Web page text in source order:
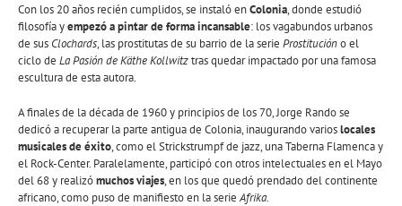
Con los 20 años recién cumplidos, se instaló enColonia, donde estudió
filosofía yempezó a pintar de forma incansable: los vagabundos urbanos
de sus Clochards, las prostitutas de su barrio de la serie Prostitucióno el
ciclo de La Pasión de Käthe Kollwitztras quedar impactado por una famosa
escultura de esta autora.
A finales de la década de 1960 y principios de los 70, Jorge Rando se
dedicó a recuperar la parte antigua de Colonia, inaugurando varioslocales
musicales de éxito, como el Strickstrumpf de jazz, una Taberna Flamenca y
el Rock-Center. Paralelamente, participó con otros intelectuales en el Mayo
del 68 y realizómuchos viajes, en los que quedó prendado del continente
africano, como puso de manifiesto en la serieAfrika.